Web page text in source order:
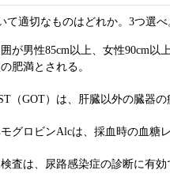
て適切なものはどれか。3つ選べ
が男性85cm以上、女性90cm
肥満とされる。
（GOT）は、肝臓以外の臓器
グロビンAlcは、採血時の血糖
検査は、尿路感染症の診断に有効